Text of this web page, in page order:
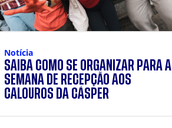
Notícia
SAIBA COMO SE ORGANIZAR PARA A
SEMANA DE RECEPÇÃO AOS
CALOUROS DA CÁSPER